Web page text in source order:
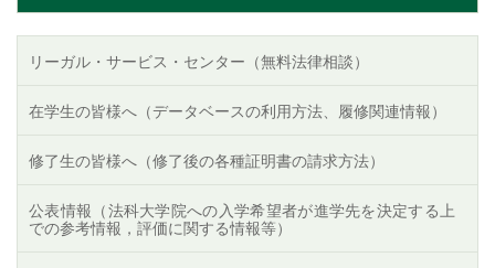
リーガル・サービス・センター（無料法律相談）
在学生の皆様へ（データベースの利用方法、履修関連情報）
修了生の皆様へ（修了後の各種証明書の請求方法）
公表情報（法科大学院への入学希望者が進学先を決定する上
での参考情報，評価に関する情報等）